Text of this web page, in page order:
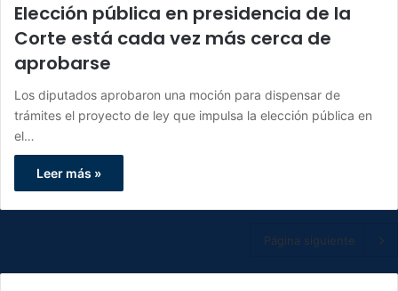
Elección pública en presidencia de la
Corte está cada vez más cerca de
aprobarse
Los diputados aprobaron una moción para dispensar de
trámites el proyecto de ley que impulsa la elección pública en
el…
Leer más »
Página siguiente